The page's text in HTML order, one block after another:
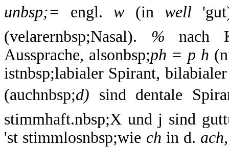
unbsp;= engl.w (in well
(velarernbsp;Nasal). % nach
Aussprache, alsonbsp;ph = p h
istnbsp;labialer Spirant,
(auchnbsp;d) sind dentale
stimmhaft.nbsp;X und j sind
'st stimmlosnbsp;wie ch in d.